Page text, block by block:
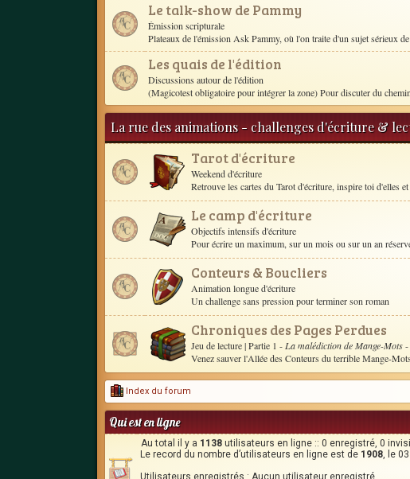
Le talk-show de Pammy
Émission scripturale
Plateaux de l'émission Ask Pammy, où l'on traite d'un sujet sérieux
Les quais de l'édition
Discussions autour de l'édition
(Magicotest obligatoire pour intégrer la zone) Pour discuter du
La rue des animations - challenges d'écriture &
Tarot d'écriture
Weekend d'écriture
Retrouve les cartes du Tarot d'écriture, inspire toi d'elles
Le camp d'écriture
Objectifs intensifs d'écriture
Pour écrire un maximum, sur un mois ou sur un an
Conteurs & Boucliers
Animation longue d'écriture
Un challenge sans pression pour terminer son roman
Chroniques des Pages Perdues
Jeu de lecture| Partie 1 - La malédiction de Mange-Mots-
Venez sauver l'Allée des Conteurs du terrible Mange-
Index du forum
Qui est en ligne
Au total il y a 1138 utilisateurs en ligne :: 0 enregistré, 0
Le record du nombre d’utilisateurs en ligne est de 1908, le
Utilisateurs enregistrés : Aucun utilisateur enregistré